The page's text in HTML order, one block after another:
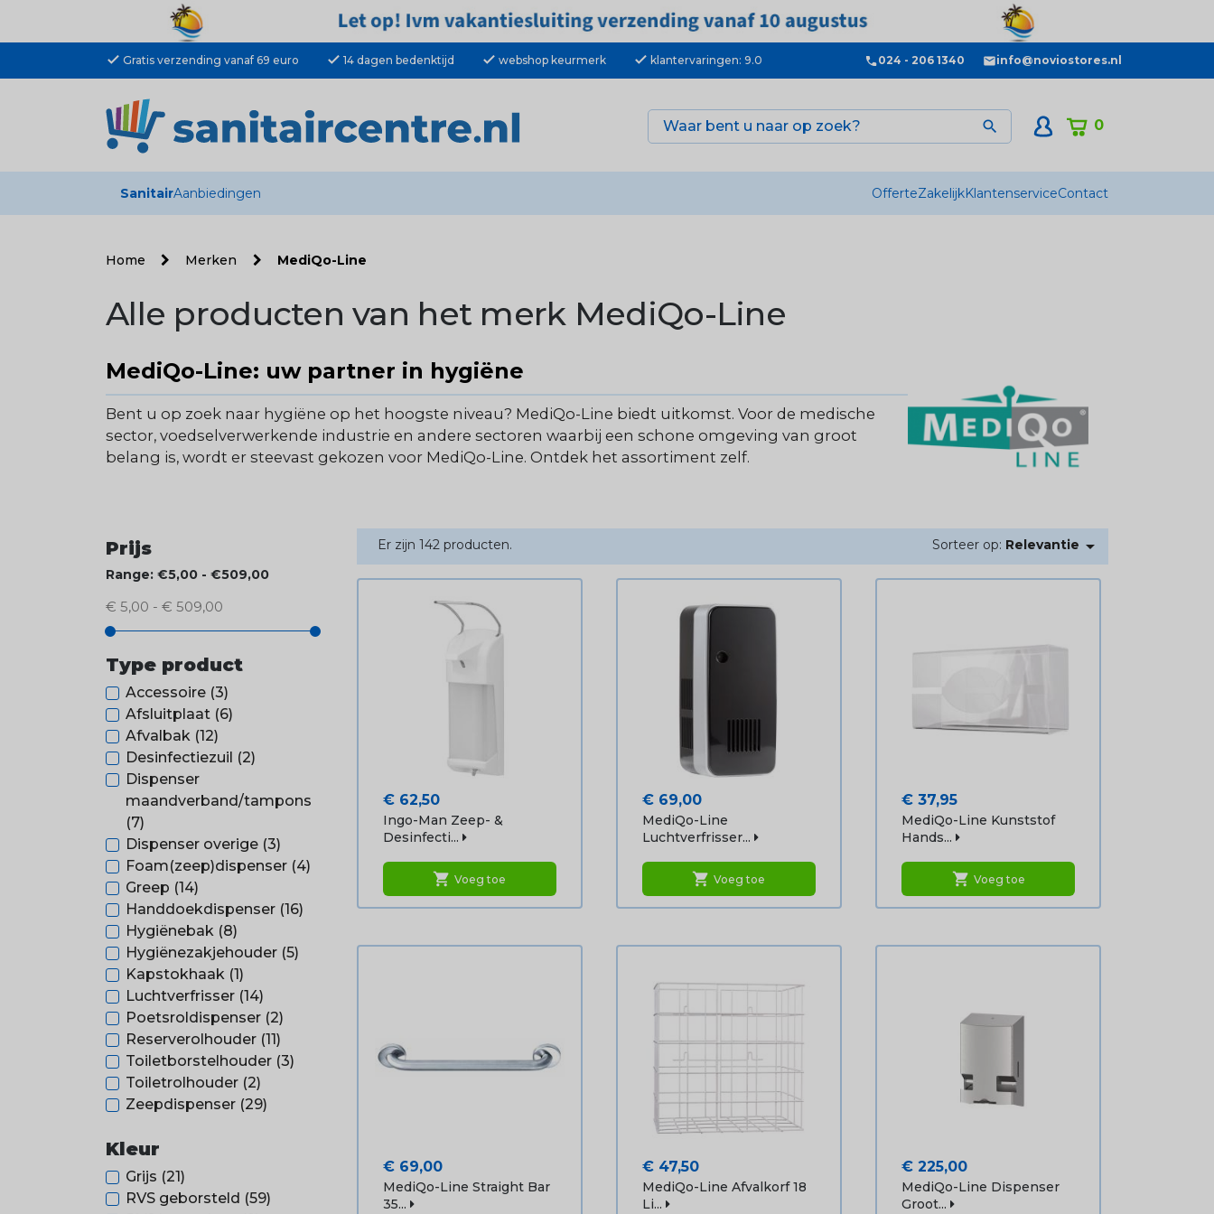
check Gratis verzending vanaf 69 euro check 14 dagen bedenktijd check webshop keurmerk check klantervaringen: 9.0 024 - 206 1340 info@noviostores.nl
0

SanitairAanbiedingen OfferteZakelijkKlantenserviceContact
Home Merken MediQo-Line
Alle producten van het merk MediQo-Line
MediQo-Line: uw partner in hygiëne
Bent u op zoek naar hygiëne op het hoogste niveau? MediQo-Line biedt uitkomst. Voor de medische
sector, voedselverwerkende industrie en andere sectoren waarbij een schone omgeving van groot
belang is, wordt er steevast gekozen voor MediQo-Line. Ontdek het assortiment zelf.
Prijs
Range: €5,00 - €509,00
€ 5,00 - € 509,00
Type product
Accessoire (3)
Afsluitplaat (6)
Afvalbak (12)
Desinfectiezuil (2)
Dispenser
maandverband/tampons
(7)
Dispenser overige (3)
Foam(zeep)dispenser (4)
Greep (14)
Handdoekdispenser (16)
Hygiënebak (8)
Hygiënezakjehouder (5)
Kapstokhaak (1)
Luchtverfrisser (14)
Poetsroldispenser (2)
Reserverolhouder (11)
Toiletborstelhouder (3)
Toiletrolhouder (2)
Zeepdispenser (29)
Kleur
Grijs (21)
RVS geborsteld (59)
Er zijn 142 producten. Sorteer op: Relevantie 
Prijs
€ 62,50
Ingo-Man Zeep- &
Desinfecti...
shopping_cart Voeg toe
Prijs
€ 69,00
MediQo-Line
Luchtverfrisser...
shopping_cart Voeg toe
Prijs
€ 37,95
MediQo-Line Kunststof
Hands...
shopping_cart Voeg toe
Prijs
€ 69,00
MediQo-Line Straight Bar
35...
Prijs
€ 47,50
MediQo-Line Afvalkorf 18
Li...
Prijs
€ 225,00
MediQo-Line Dispenser
Groot...